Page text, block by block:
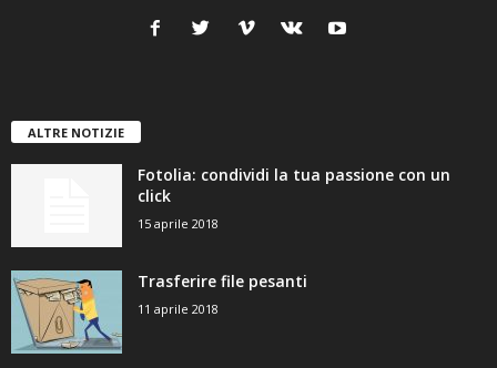
ALTRE NOTIZIE
Fotolia: condividi la tua passione con un
click
15 aprile 2018
Trasferire file pesanti
11 aprile 2018